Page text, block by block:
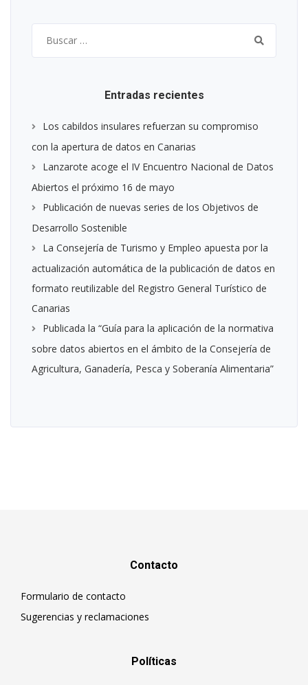
Entradas recientes
Los cabildos insulares refuerzan su compromiso
con la apertura de datos en Canarias
Lanzarote acoge el IV Encuentro Nacional de Datos
Abiertos el próximo 16 de mayo
Publicación de nuevas series de los Objetivos de
Desarrollo Sostenible
La Consejería de Turismo y Empleo apuesta por la
actualización automática de la publicación de datos en
formato reutilizable del Registro General Turístico de
Canarias
Publicada la “Guía para la aplicación de la normativa
sobre datos abiertos en el ámbito de la Consejería de
Agricultura, Ganadería, Pesca y Soberanía Alimentaria”
Contacto
Formulario de contacto
Sugerencias y reclamaciones
Políticas